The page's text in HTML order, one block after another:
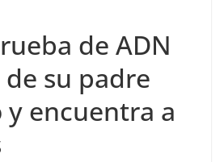
de ADN
su padre
encuentra a